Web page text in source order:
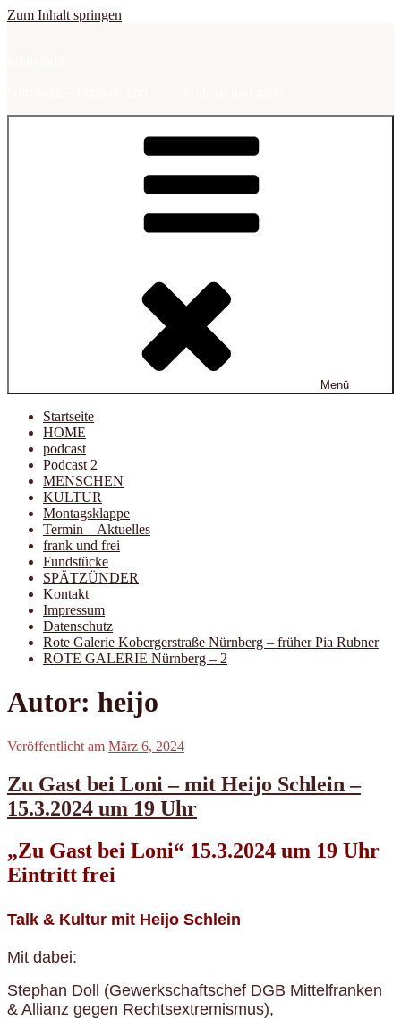
Zum Inhalt springen
Menü
Startseite
HOME
podcast
Podcast 2
MENSCHEN
KULTUR
Montagsklappe
Termin – Aktuelles
frank und frei
Fundstücke
SPÄTZÜNDER
Kontakt
Impressum
Datenschutz
Rote Galerie Kobergerstraße Nürnberg – früher Pia Rubner
ROTE GALERIE Nürnberg – 2
Autor: heijo
Veröffentlicht am März 6, 2024
Zu Gast bei Loni – mit Heijo Schlein –
15.3.2024 um 19 Uhr
„Zu Gast bei Loni“ 15.3.2024 um 19 Uhr
Eintritt frei
Talk & Kultur mit Heijo Schlein
Mit dabei:
Stephan Doll (Gewerkschaftschef DGB Mittelfranken
& Allianz gegen Rechtsextremismus),